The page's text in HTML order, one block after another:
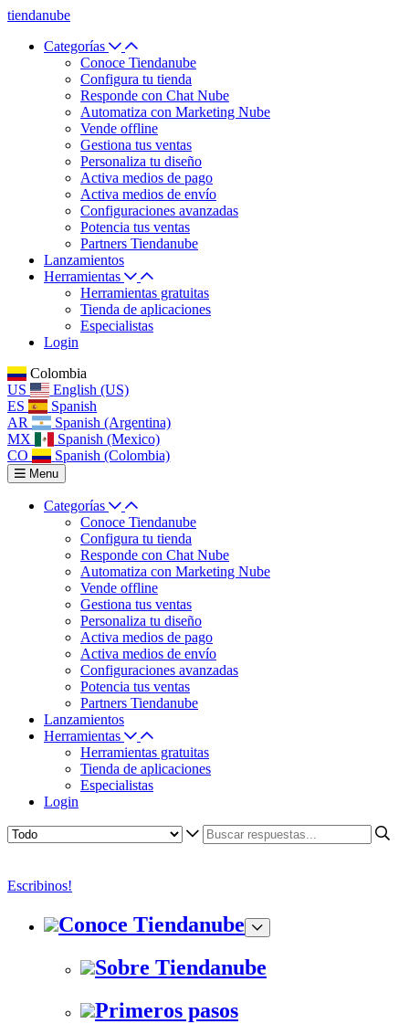
tiendanube
Categorías
Conoce Tiendanube
Configura tu tienda
Responde con Chat Nube
Automatiza con Marketing Nube
Vende offline
Gestiona tus ventas
Personaliza tu diseño
Activa medios de pago
Activa medios de envío
Configuraciones avanzadas
Potencia tus ventas
Partners Tiendanube
Lanzamientos
Herramientas
Herramientas gratuitas
Tienda de aplicaciones
Especialistas
Login
Colombia
US
English (US)
ES
Spanish
AR
Spanish (Argentina)
MX
Spanish (Mexico)
CO
Spanish (Colombia)
Menu
Categorías
Conoce Tiendanube
Configura tu tienda
Responde con Chat Nube
Automatiza con Marketing Nube
Vende offline
Gestiona tus ventas
Personaliza tu diseño
Activa medios de pago
Activa medios de envío
Configuraciones avanzadas
Potencia tus ventas
Partners Tiendanube
Lanzamientos
Herramientas
Herramientas gratuitas
Tienda de aplicaciones
Especialistas
Login
Escribinos!
Conoce Tiendanube
Sobre Tiendanube
Primeros pasos